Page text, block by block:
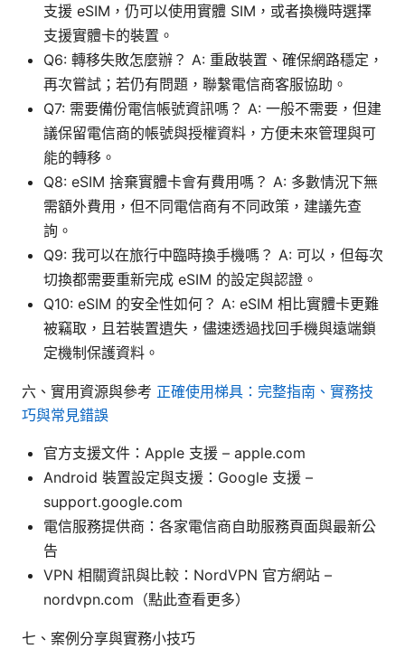
支援 eSIM，仍可以使用實體 SIM，或者換機時選擇
支援實體卡的裝置。
Q6: 轉移失敗怎麼辦？ A: 重啟裝置、確保網路穩定，
再次嘗試；若仍有問題，聯繫電信商客服協助。
Q7: 需要備份電信帳號資訊嗎？ A: 一般不需要，但建
議保留電信商的帳號與授權資料，方便未來管理與可
能的轉移。
Q8: eSIM 捨棄實體卡會有費用嗎？ A: 多數情況下無
需額外費用，但不同電信商有不同政策，建議先查
詢。
Q9: 我可以在旅行中臨時換手機嗎？ A: 可以，但每次
切換都需要重新完成 eSIM 的設定與認證。
Q10: eSIM 的安全性如何？ A: eSIM 相比實體卡更難
被竊取，且若裝置遺失，儘速透過找回手機與遠端鎖
定機制保護資料。
六、實用資源與參考 正確使用梯具：完整指南、實務技
巧與常見錯誤
官方支援文件：Apple 支援 – apple.com
Android 裝置設定與支援：Google 支援 –
support.google.com
電信服務提供商：各家電信商自助服務頁面與最新公
告
VPN 相關資訊與比較：NordVPN 官方網站 –
nordvpn.com（點此查看更多）
七、案例分享與實務小技巧